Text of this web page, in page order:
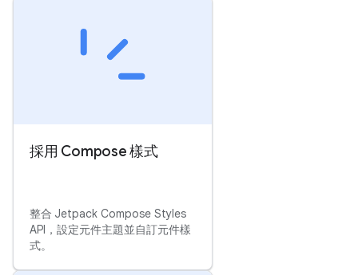
採用 Compose 樣式
整合 Jetpack Compose Styles
API，設定元件主題並自訂元件樣
式。